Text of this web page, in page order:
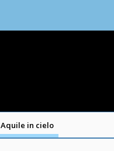
Aquile in cielo